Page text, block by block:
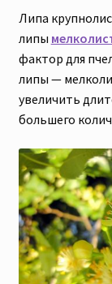
Липа
липы
фактор для
липы —
увеличить
большего